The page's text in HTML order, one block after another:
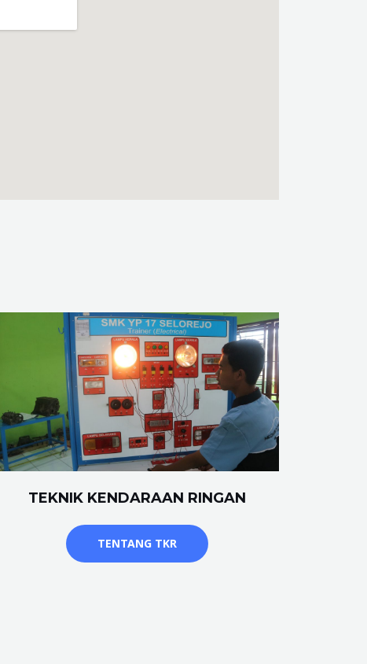
TEKNIK KENDARAAN RINGAN
TENTANG TKR